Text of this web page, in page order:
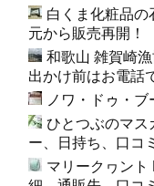
白くま化粧品の
元から販売再開！
和歌山 雑賀崎
出かけ前はお電話
ノワ・ドゥ・ブ
ひとつぶのマス
ー、日持ち、口コ
マリークヮント